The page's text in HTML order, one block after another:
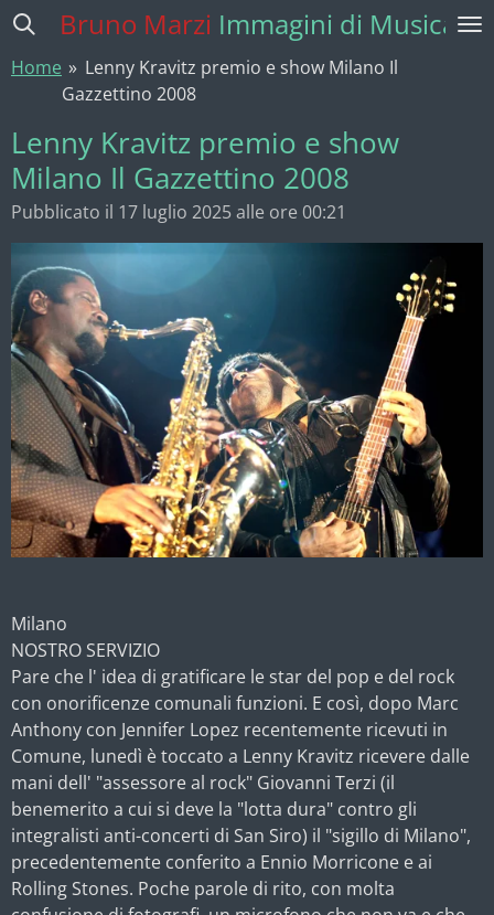
Vai
contenuto
principale
Bruno Marzi Immagini di Musica
Home » Lenny Kravitz premio e show Milano Il
Gazzettino 2008
Lenny Kravitz premio e show
Milano Il Gazzettino 2008
Pubblicato il 17 luglio 2025 alle ore 00:21
Milano
NOSTRO SERVIZIO
Pare che l' idea di gratificare le star del pop e del rock
con onorificenze comunali funzioni. E così, dopo Marc
Anthony con Jennifer Lopez recentemente ricevuti in
Comune, lunedì è toccato a Lenny Kravitz ricevere dalle
mani dell' "assessore al rock" Giovanni Terzi (il
benemerito a cui si deve la "lotta dura" contro gli
integralisti anti-concerti di San Siro) il "sigillo di Milano",
precedentemente conferito a Ennio Morricone e ai
Rolling Stones. Poche parole di rito, con molta